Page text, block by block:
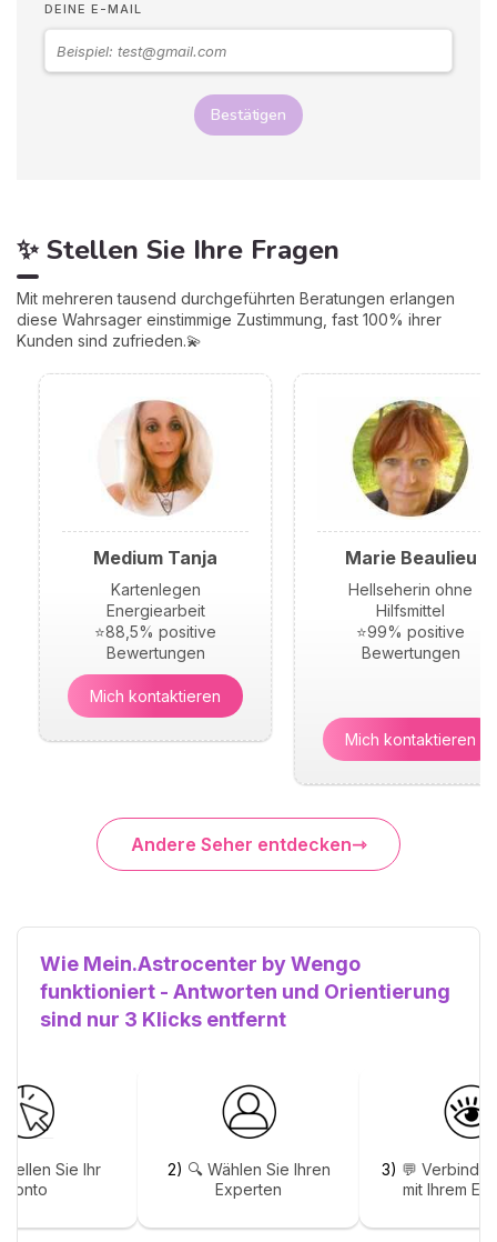
DEINE E-MAIL
Bestätigen
✨ Stellen Sie Ihre Fragen
Mit mehreren tausend durchgeführten Beratungen erlangen
diese Wahrsager einstimmige Zustimmung, fast 100% ihrer
Kunden sind zufrieden.💫
Medium Tanja
Kartenlegen
Energiearbeit
⭐88,5% positive
Bewertungen
Mich kontaktieren
Marie Beaulieu
Hellseherin ohne
Hilfsmittel
⭐99% positive
Bewertungen
Mich kontaktieren
Andere Seher entdecken
Wie Mein.Astrocenter by Wengo
funktioniert - Antworten und Orientierung
sind nur 3 Klicks entfernt
Sie Ihr
Konto
2) 🔍 Wählen Sie Ihren
Experten
3) 💬
mit Ihrem